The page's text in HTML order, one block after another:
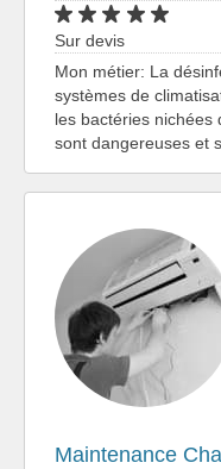
Sur devis
Mon métier: La
systèmes de
les bactéries nichées
sont dangereuses et
Maintenance